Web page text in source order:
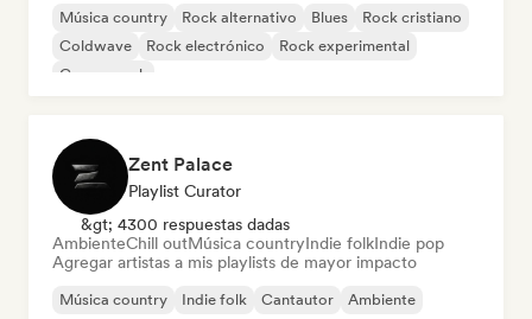
Música country Rock alternativo Blues
Rock cristiano
Coldwave
Rock electrónico
Rock experimental
Garage rock
Zent Palace
Playlist Curator
&gt; 4300 respuestas dadas
AmbienteChill outMúsica countryIndie folkIndie pop
Agregar artistas a mis playlists de mayor impacto
Música country Indie folk Cantautor
Ambiente